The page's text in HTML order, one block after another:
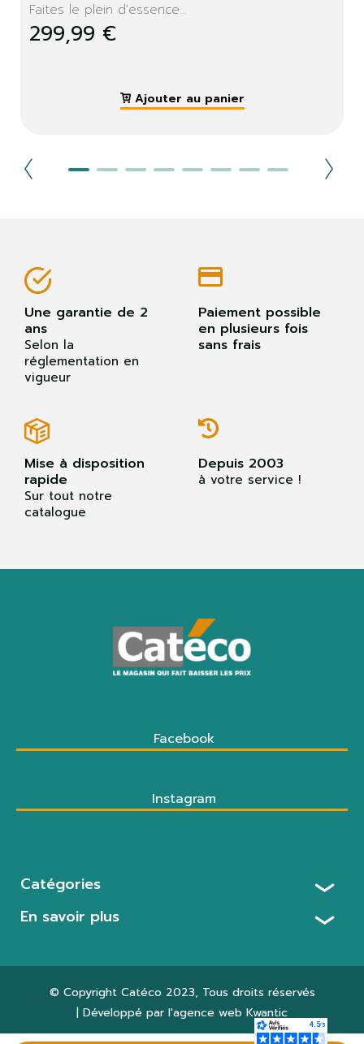
Faites le plein d'essence...
299,99 €
Ajouter au panier
Une garantie de 2
ans
Selon la
réglementation en
vigueur
Paiement possible
en plusieurs fois
sans frais
Mise à disposition
rapide
Sur tout notre
catalogue
Depuis 2003
à votre service !
Facebook
Instagram
Catégories
En savoir plus
© Copyright Catéco 2023, Tous droits réservés
| Développé par l'agence web Kwantic